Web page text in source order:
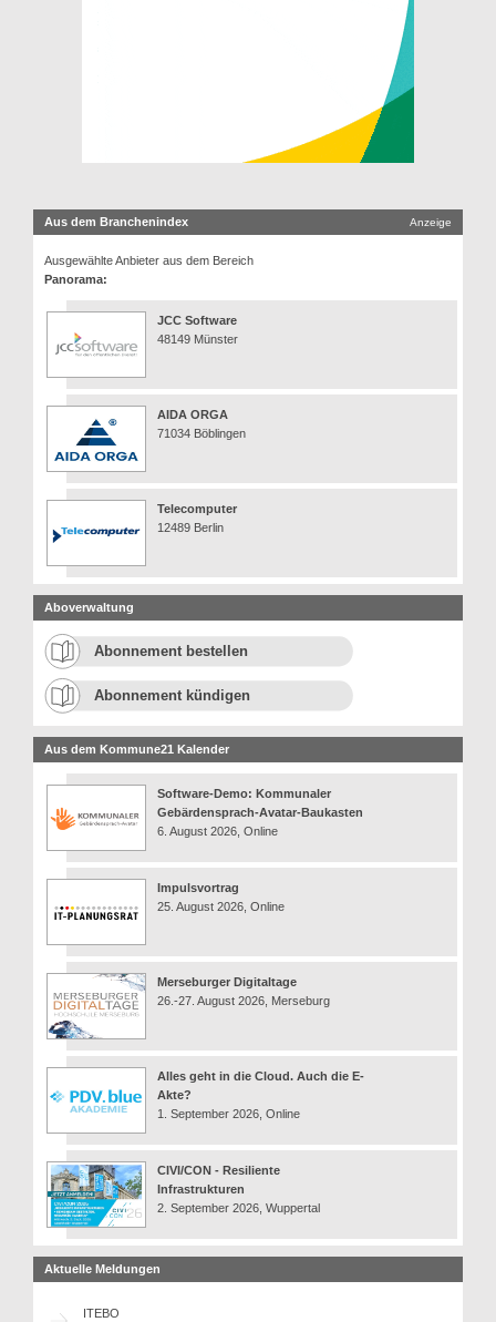
Aus dem Branchenindex Anzeige
Ausgewählte Anbieter aus dem Bereich
Panorama:
JCC Software
48149 Münster
AIDA ORGA
71034 Böblingen
Telecomputer
12489 Berlin
Aboverwaltung
Abonnement bestellen
Abonnement kündigen
Aus dem Kommune21 Kalender
Software-Demo: Kommunaler
Gebärdensprach-Avatar-Baukasten
6. August 2026, Online
Impulsvortrag
25. August 2026, Online
Merseburger Digitaltage
26.-27. August 2026, Merseburg
Alles geht in die Cloud. Auch die E-
Akte?
1. September 2026, Online
CIVI/CON - Resiliente
Infrastrukturen
2. September 2026, Wuppertal
Aktuelle Meldungen
ITEBO